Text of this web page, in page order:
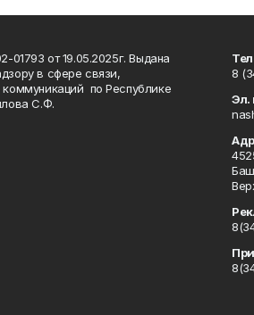
от 19.05.2025г. Выдана
в сфере связи,
по Республике
С.Ф.
8
Эл.